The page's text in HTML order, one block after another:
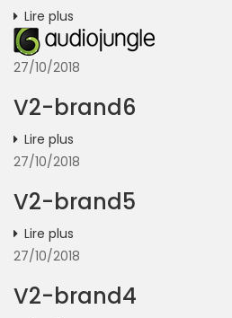
Lire plus
27/10/2018
V2-brand6
Lire plus
27/10/2018
V2-brand5
Lire plus
27/10/2018
V2-brand4